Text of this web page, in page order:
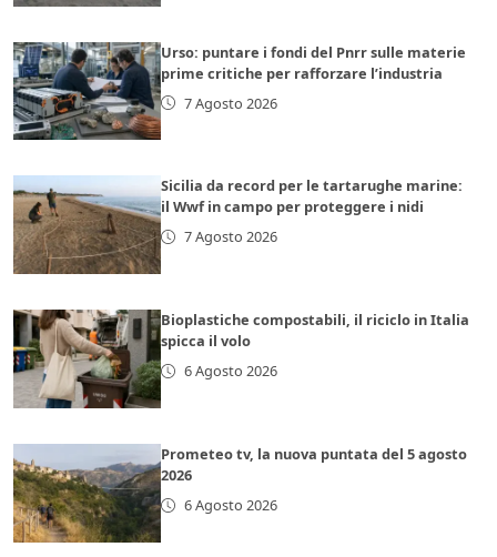
Urso: puntare i fondi del Pnrr sulle materie
prime critiche per rafforzare l’industria
7 Agosto 2026
Sicilia da record per le tartarughe marine:
il Wwf in campo per proteggere i nidi
7 Agosto 2026
Bioplastiche compostabili, il riciclo in Italia
spicca il volo
6 Agosto 2026
Prometeo tv, la nuova puntata del 5 agosto
2026
6 Agosto 2026